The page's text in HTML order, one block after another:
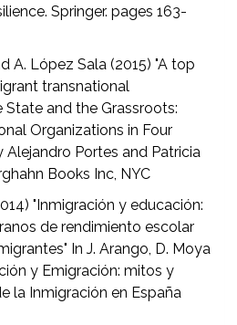
Springer. pages 163-
A. López Sala (2015) "A top
transnational
State and the Grassroots:
Organizations in Four
Portes and Patricia
Books Inc, NYC
"Inmigración y educación:
de rendimiento escolar
In J. Arango, D. Moya
y Emigración: mitos y
la Inmigración en España